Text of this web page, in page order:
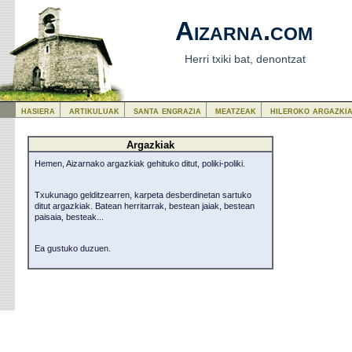
Aizarna.com
Herri txiki bat, denontzat
Argazkiak
Hemen, Aizarnako argazkiak gehituko ditut, poliki-poliki.
Txukunago gelditzearren, karpeta desberdinetan sartuko
ditut argazkiak. Batean herritarrak, bestean jaiak, bestean
paisaia, besteak...
Ea gustuko duzuen.
hasiera artikuluak santa engrazia meatzeak hileroko